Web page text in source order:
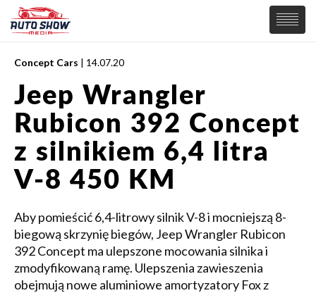
PREMIERY
SAMOCHODY
Wiadomości
Samochody Koncepcyjne
Tuning
Elektryczne
MOTORSPORT
Concept Cars | 14.07.20
Jeep Wrangler
Rubicon 392 Concept
z silnikiem 6,4 litra
V-8 450 KM
Aby pomieścić 6,4-litrowy silnik V-8 i mocniejszą 8-
biegową skrzynię biegów, Jeep Wrangler Rubicon
392 Concept ma ulepszone mocowania silnika i
zmodyfikowaną ramę. Ulepszenia zawieszenia
obejmują nowe aluminiowe amortyzatory Fox z